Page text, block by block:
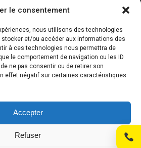
le consentement
nous utilisons des technologies
et/ou accéder aux informations des
à ces technologies nous permettra de
le comportement de navigation ou les ID
ne pas consentir ou de retirer son
effet négatif sur certaines caractéristiques
Accepter
Refuser
Téléphone